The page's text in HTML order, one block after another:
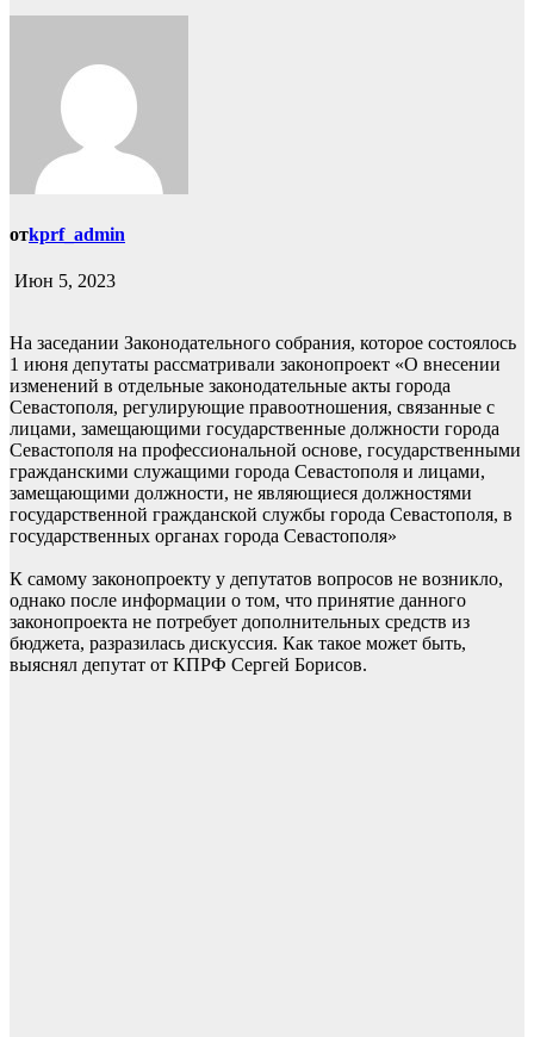
отkprf_admin
Июн 5, 2023
На заседании Законодательного собрания, которое состоялось
1 июня депутаты рассматривали законопроект «О внесении
изменений в отдельные законодательные акты города
Севастополя, регулирующие правоотношения, связанные с
лицами, замещающими государственные должности города
Севастополя на профессиональной основе, государственными
гражданскими служащими города Севастополя и лицами,
замещающими должности, не являющиеся должностями
государственной гражданской службы города Севастополя, в
государственных органах города Севастополя»
К самому законопроекту у депутатов вопросов не возникло,
однако после информации о том, что принятие данного
законопроекта не потребует дополнительных средств из
бюджета, разразилась дискуссия. Как такое может быть,
выяснял депутат от КПРФ Сергей Борисов.